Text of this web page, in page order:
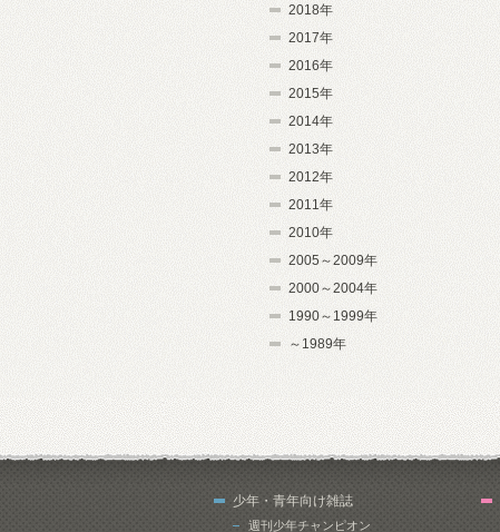
2018年
2017年
2016年
2015年
2014年
2013年
2012年
2011年
2010年
2005～2009年
2000～2004年
1990～1999年
～1989年
少年・青年向け雑誌
週刊少年チャンピオン